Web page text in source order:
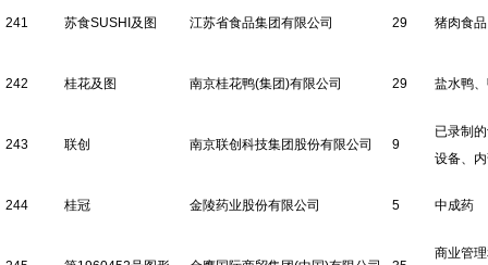
241 苏食SUSHI及图 江苏省食品集团有限公司 29 猪肉食品
242 桂花及图 南京桂花鸭(集团)有限公司 29 盐水鸭
243 联创 南京联创科技集团股份有限公司 9
已录制
设备、
244 桂冠 金陵药业股份有限公司 5 中成药
商业管